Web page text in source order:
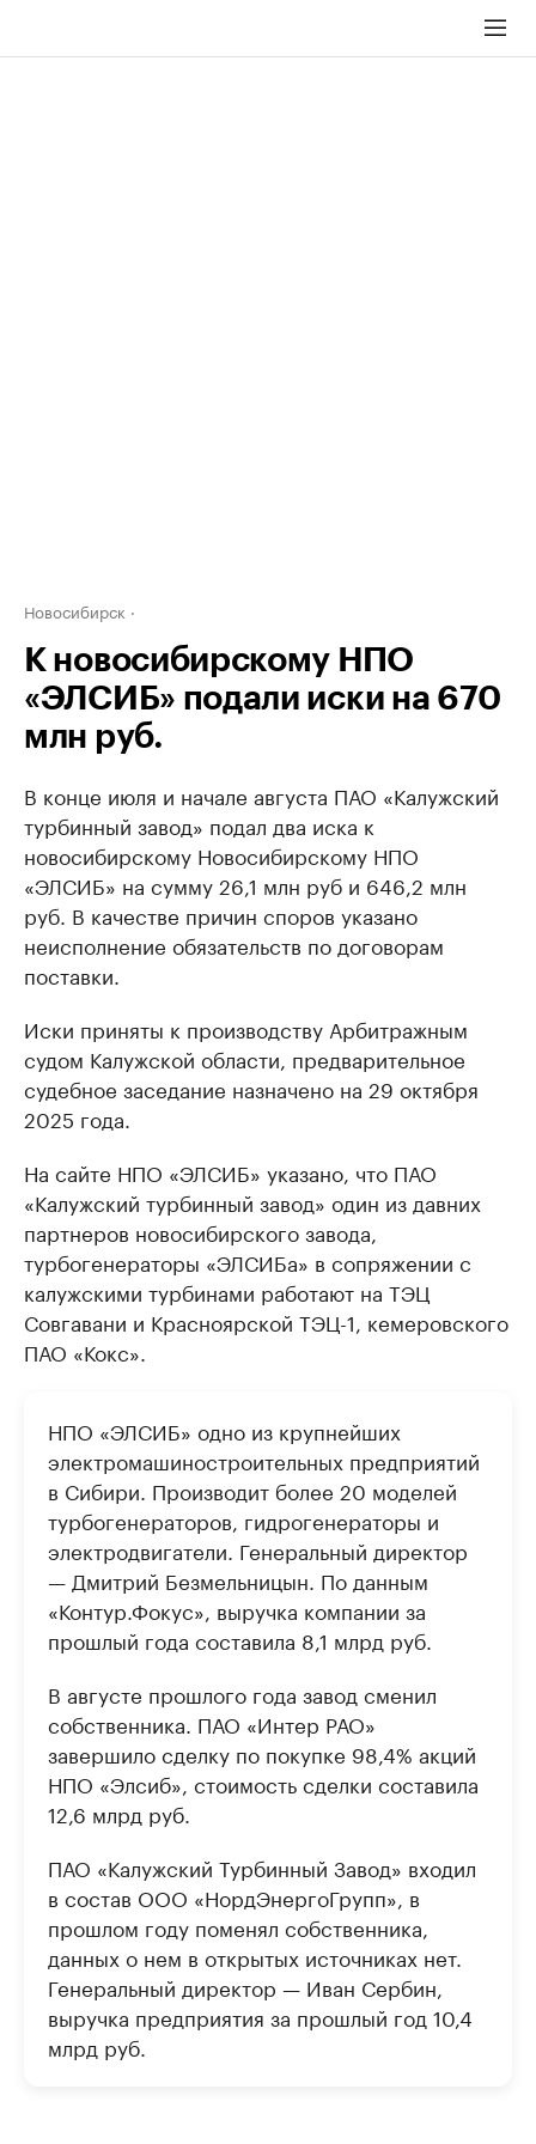
Новосибирск
К новосибирскому НПО
«ЭЛСИБ» подали иски на 670
млн руб.
В конце июля и начале августа ПАО «Калужский
турбинный завод» подал два иска к
новосибирскому Новосибирскому НПО
«ЭЛСИБ» на сумму 26,1 млн руб и 646,2 млн
руб. В качестве причин споров указано
неисполнение обязательств по договорам
поставки.
Иски приняты к производству Арбитражным
судом Калужской области, предварительное
судебное заседание назначено на 29 октября
2025 года.
На сайте НПО «ЭЛСИБ» указано, что ПАО
«Калужский турбинный завод» один из давних
партнеров новосибирского завода,
турбогенераторы «ЭЛСИБа» в сопряжении с
калужскими турбинами работают на ТЭЦ
Совгавани и Красноярской ТЭЦ-1, кемеровского
ПАО «Кокс».
НПО «ЭЛСИБ» одно из крупнейших
электромашиностроительных предприятий
в Сибири. Производит более 20 моделей
турбогенераторов, гидрогенераторы и
электродвигатели. Генеральный директор
— Дмитрий Безмельницын. По данным
«Контур.Фокус», выручка компании за
прошлый года составила 8,1 млрд руб.
В августе прошлого года завод сменил
собственника. ПАО «Интер РАО»
завершило сделку по покупке 98,4% акций
НПО «Элсиб», стоимость сделки составила
12,6 млрд руб.
ПАО «Калужский Турбинный Завод» входил
в состав ООО «НордЭнергоГрупп», в
прошлом году поменял собственника,
данных о нем в открытых источниках нет.
Генеральный директор — Иван Сербин,
выручка предприятия за прошлый год 10,4
млрд руб.